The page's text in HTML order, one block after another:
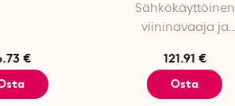
€
Sähkökäyttöinen
viininavaaja ja
121.91 €
Osta